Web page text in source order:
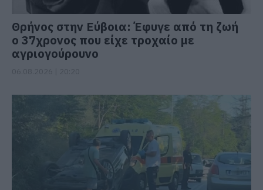
Θρήνος στην Εύβοια: Έφυγε από τη ζωή
ο 37χρονος που είχε τροχαίο με
αγριογούρουνο